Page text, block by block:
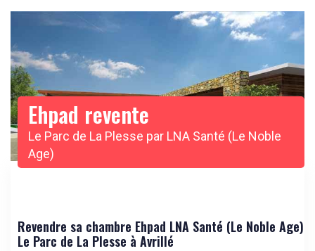
Ehpad revente
Le Parc de La Plesse par LNA Santé (Le Noble
Age)
Revendre sa chambre Ehpad LNA Santé (Le Noble Age)
Le Parc de La Plesse à Avrillé